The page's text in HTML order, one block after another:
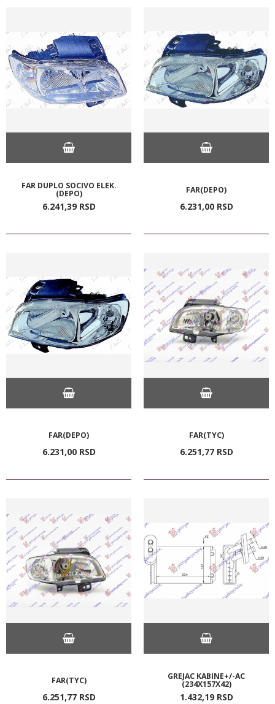
FAR DUPLO SOCIVO ELEK.
(DEPO)
6.241,39 RSD
FAR(DEPO)
6.231,00 RSD
FAR(DEPO)
6.231,00 RSD
FAR(TYC)
6.251,77 RSD
FAR(TYC)
6.251,77 RSD
GREJAC KABINE+/-AC
(234X157X42)
1.432,19 RSD